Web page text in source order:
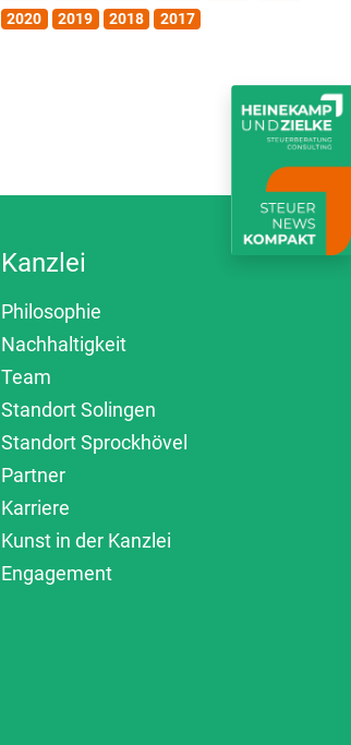
2020
2019 2018 2017
Kanzlei
Philosophie
Nachhaltigkeit
Team
Standort Solingen
Standort Sprockhövel
Partner
Karriere
Kunst in der Kanzlei
Engagement